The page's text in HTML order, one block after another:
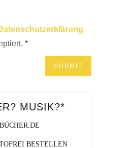
*
MUSIK?*
BESTELLEN